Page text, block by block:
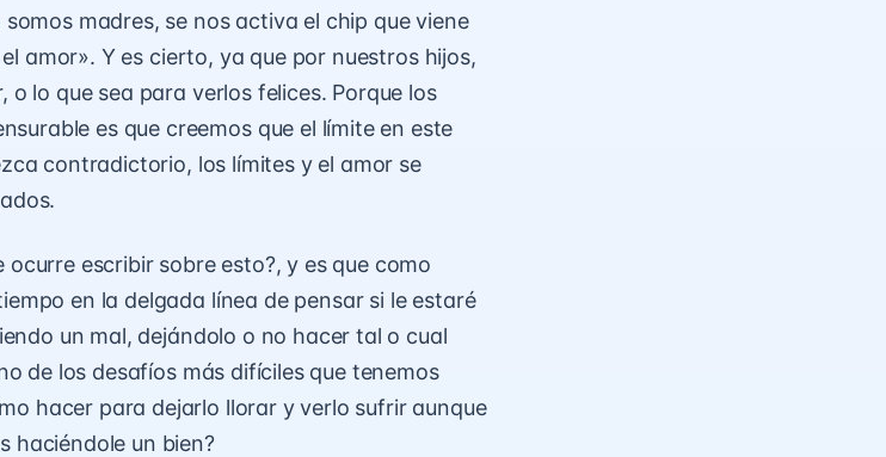
madres, se nos activa el chip que viene
amor». Y es cierto, ya que por nuestros hijos,
lo que sea para verlos felices. Porque los
es que creemos que el límite en este
contradictorio, los límites y el amor se
ocurre escribir sobre esto?, y es que como
en la delgada línea de pensar si le estaré
un mal, dejándolo o no hacer tal o cual
de los desafíos más difíciles que tenemos
hacer para dejarlo llorar y verlo sufrir aunque
haciéndole un bien?